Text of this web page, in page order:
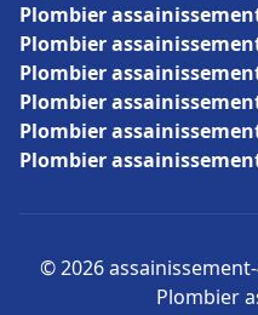
Plombier
Plombier
Plombier
Plombier
Plombier
Plombier
© 2026
Plombier